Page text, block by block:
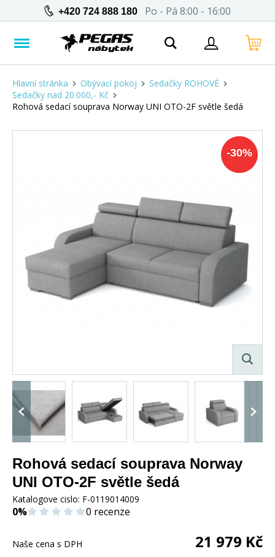
+420 724 888 180 Po - Pá 8:00 - 16:00
Hlavní stránka Obývací pokoj
Sedačky ROHOVÉ
Sedačky nad 20.000,- Kč
Rohová sedací souprava Norway UNI OTO-2F světle šedá
-30%
Rohová sedací souprava Norway
UNI OTO-2F světle šedá
Katalogove cislo: F-0119014009
0% 0 recenze
Naše cena s DPH 21 979 Kč